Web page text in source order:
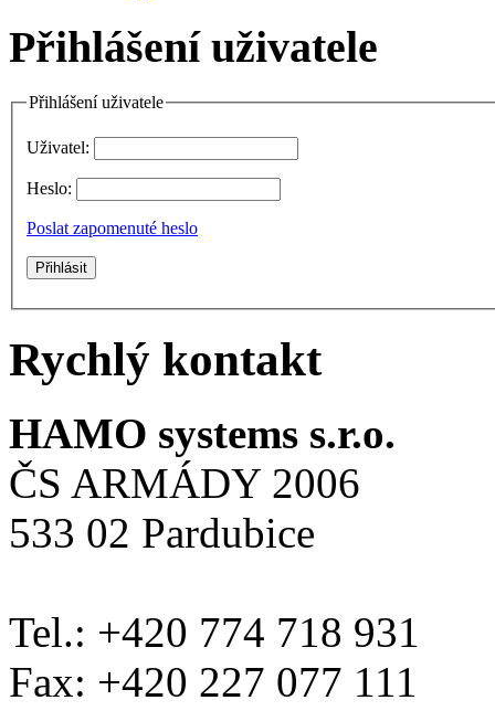
Přihlášení uživatele
Přihlášení uživatele
Uživatel:
Heslo:
Poslat zapomenuté heslo
Rychlý kontakt
HAMO systems s.r.o.
ČS ARMÁDY 2006
533 02 Pardubice
Tel.: +420 774 718 931
Fax: +420 227 077 111